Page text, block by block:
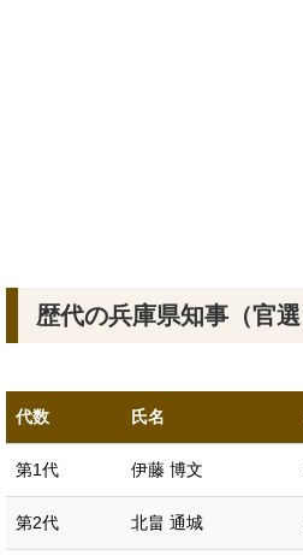
歴代の兵庫県知事（官
代数 氏名
第1代 伊藤 博文
第2代 北畠 通城